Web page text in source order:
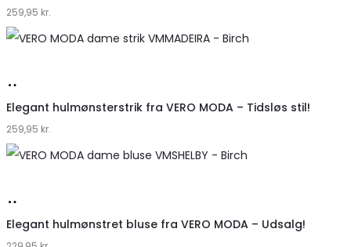
Klædeskabet.dk
259,95 kr.
hos
Klædeskabet.dk
Elegant hulmønsterstrik fra VERO MODA – Tidsløs stil!
259,95 kr.
hos
Elegant hulmønstret bluse fra VERO MODA – Udsalg!